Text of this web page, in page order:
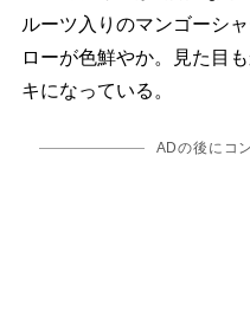
ルーツ入りのマンゴーシ
ローが色鮮やか。見た目
キになっている。
ADの後にコ